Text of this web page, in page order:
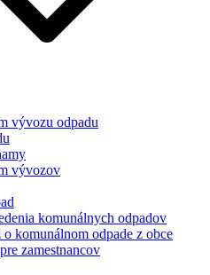
vývozu odpadu
vývozov
komunálnych odpadov
komunálnom odpade z obce
zamestnancov